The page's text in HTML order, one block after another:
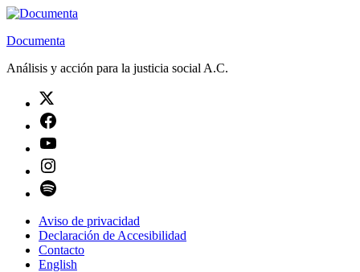
Saltar
contenido
Documenta
Análisis y acción para la justicia social A.C.
Aviso de privacidad
Declaración de Accesibilidad
Contacto
English